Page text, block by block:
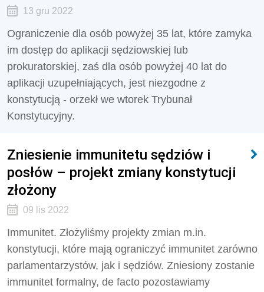
13 gru 2022
Ograniczenie dla osób powyżej 35 lat, które zamyka
im dostęp do aplikacji sędziowskiej lub
prokuratorskiej, zaś dla osób powyżej 40 lat do
aplikacji uzupełniających, jest niezgodne z
konstytucją - orzekł we wtorek Trybunał
Konstytucyjny.
Zniesienie immunitetu sędziów i
posłów – projekt zmiany konstytucji
złożony
09 lis 2022
Immunitet. Złożyliśmy projekty zmian m.in.
konstytucji, które mają ograniczyć immunitet zarówno
parlamentarzystów, jak i sędziów. Zniesiony zostanie
immunitet formalny, de facto pozostawiamy